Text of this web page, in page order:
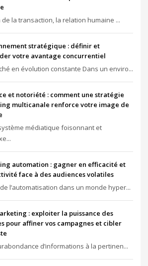
de la transaction, la relation humaine ...
stratégique : définir et
votre avantage concurrentiel
en évolution constante Dans un enviro...
et notoriété : comment une stratégie
multicanale renforce votre image de
médiatique foisonnant et
automation : gagner en efficacité et
face à des audiences volatiles
de l’automatisation dans un monde hyper...
: exploiter la puissance des
pour affiner vos campagnes et cibler
d’informations à la pertinen...